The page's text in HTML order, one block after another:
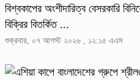
বিশ্বকাপের অংশীদারিত্ব বেসরকারি
বিক্রির বিতর্কিত ...
শুক্রবার, ০৭ আগস্ট ২০২৬ , ১২:১৫ এএম